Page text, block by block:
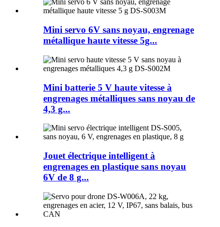
Mini servo 6V sans noyau, engrenage
métallique haute vitesse 5g...
Mini batterie 5 V haute vitesse à
engrenages métalliques sans noyau de
4,3 g...
Jouet électrique intelligent à
engrenages en plastique sans noyau
6V de 8 g...